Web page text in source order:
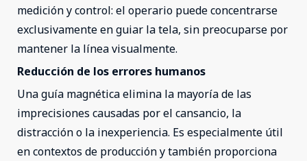
medición y control: el operario puede concentrarse
exclusivamente en guiar la tela, sin preocuparse por
mantener la línea visualmente.
Reducción de los errores humanos
Una guía magnética elimina la mayoría de las
imprecisiones causadas por el cansancio, la
distracción o la inexperiencia. Es especialmente útil
en contextos de producción y también proporciona